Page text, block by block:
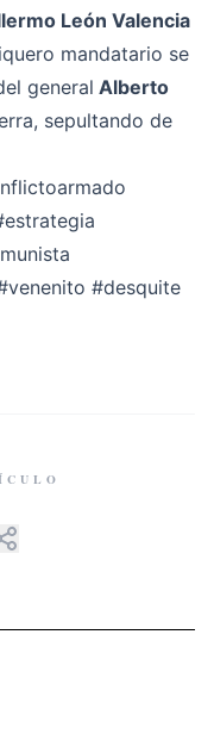
León Valencia
mandatario se
general Alberto
sepultando de
#desquite